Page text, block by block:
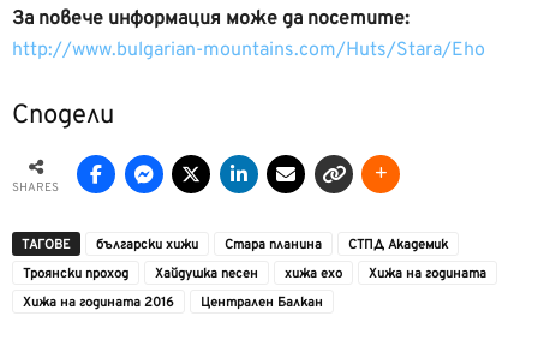
За повече информация може да посетите:
http://www.bulgarian-mountains.com/Huts/Stara/Eho
Сподели
SHARES
ТАГОВЕ български хижи Стара планина
СТПД Академик
Троянски проход
Хайдушка песен хижа ехо
Хижа на годината
Хижа на годината 2016
Централен Балкан